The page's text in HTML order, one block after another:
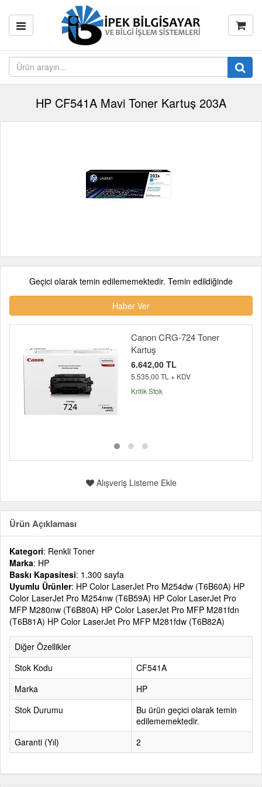
HP CF541A Mavi Toner Kartuş 203A
Geçici olarak temin edilememektedir. Temin edildiğinde
Haber Ver
Canon CRG-724 Toner
Kartuş
6.642,00 TL
5.535,00 TL + KDV
Kritik Stok
Alışveriş Listeme Ekle
Ürün Açıklaması
Kategori: Renkli Toner
Marka: HP
Baskı Kapasitesi: 1.300 sayfa
Uyumlu Ürünler: HP Color LaserJet Pro M254dw (T6B60A) HP
Color LaserJet Pro M254nw (T6B59A) HP Color LaserJet Pro
MFP M280nw (T6B80A) HP Color LaserJet Pro MFP M281fdn
(T6B81A) HP Color LaserJet Pro MFP M281fdw (T6B82A)
Diğer Özellikler
Stok Kodu
CF541A
Marka
HP
Stok Durumu
Bu ürün geçici olarak temin
edilememektedir.
Garanti (Yıl)
2